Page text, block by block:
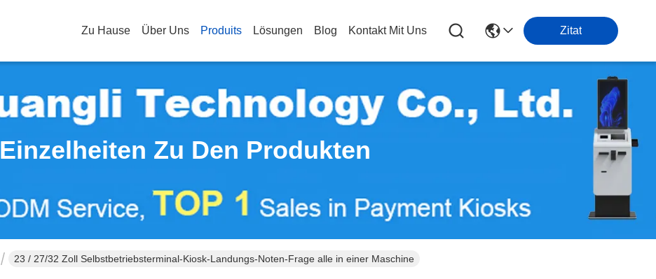
Zu Hause Über Uns Produits Lösungen Blog Kontakt Mit Uns Zitat
Einzelheiten Zu Den Produkten
23 / 27/32 Zoll Selbstbetriebsterminal-Kiosk-Landungs-Noten-Frage alle in einer Maschine